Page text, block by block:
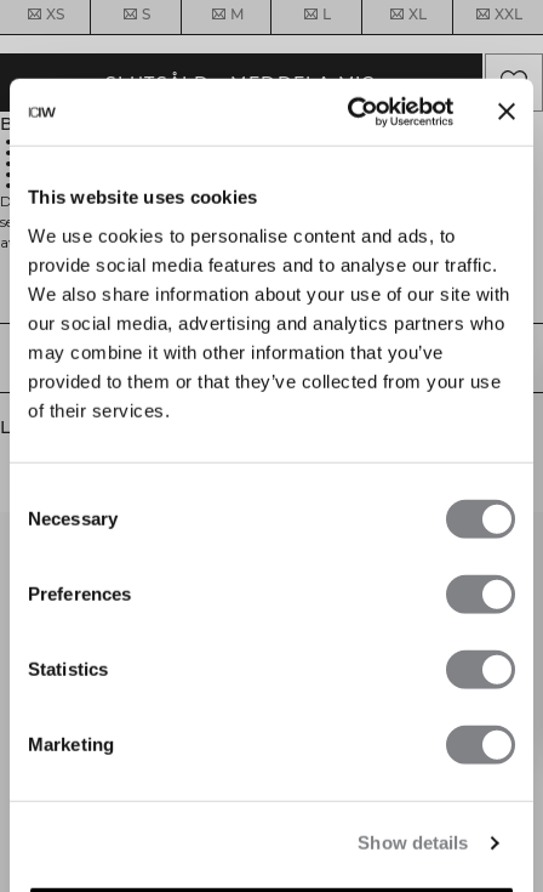
This website uses cookies
We use cookies to personalise content and ads, to
provide social media features and to analyse our traffic.
We also share information about your use of our site with
our social media, advertising and analytics partners who
may combine it with other information that you’ve
provided to them or that they’ve collected from your use
of their services.
Selection
Necessary
Preferences
Statistics
Marketing
Show details
XS S M L XL XXL
SLUTSÅLD - MEDDELA MIG
Beskrivning
Seamless
Designad med hög krage och halvdragkedja fram, är denna åtsittande
seamless topp utvecklad för en slimmad, kroppsformande känsla. Tillverkad
av 92% polyamid och 8% Lycra med four-way stretch och SWEATTECH™-
teknologi som håller dig torr och bekväm. Perfekt att bära som ett lager eller
ensam under träning, uppvärmning eller till vardags.
Tekniska aspekter
Leverans & returer
Liknande produkter
När du prenumererar
och